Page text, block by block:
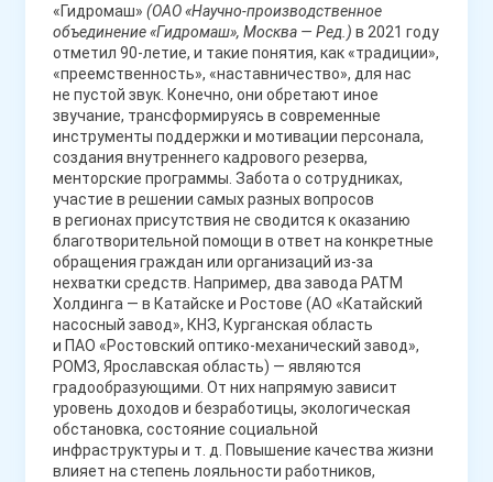
«Гидромаш» (ОАО «Научно-производственное
объединение «Гидромаш», Москва — Ред.) в 2021 году
отметил 90-летие, и такие понятия, как «традиции»,
«преемственность», «наставничество», для нас
не пустой звук. Конечно, они обретают иное
звучание, трансформируясь в современные
инструменты поддержки и мотивации персонала,
создания внутреннего кадрового резерва,
менторские программы. Забота о сотрудниках,
участие в решении самых разных вопросов
в регионах присутствия не сводится к оказанию
благотворительной помощи в ответ на конкретные
обращения граждан или организаций из-за
нехватки средств. Например, два завода РАТМ
Холдинга — в Катайске и Ростове (АО «Катайский
насосный завод», КНЗ, Курганская область
и ПАО «Ростовский оптико-механический завод»,
РОМЗ, Ярославская область) — являются
градообразующими. От них напрямую зависит
уровень доходов и безработицы, экологическая
обстановка, состояние социальной
инфраструктуры и т. д. Повышение качества жизни
влияет на степень лояльности работников,